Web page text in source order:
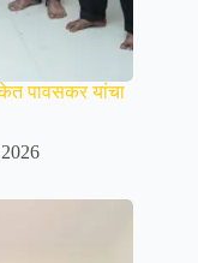
पावसकर यांचा